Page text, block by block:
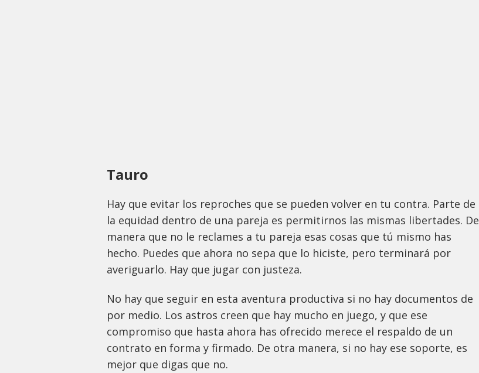
Tauro
Hay que evitar los reproches que se pueden volver en tu contra. Parte de
la equidad dentro de una pareja es permitirnos las mismas libertades. De
manera que no le reclames a tu pareja esas cosas que tú mismo has
hecho. Puedes que ahora no sepa que lo hiciste, pero terminará por
averiguarlo. Hay que jugar con justeza.
No hay que seguir en esta aventura productiva si no hay documentos de
por medio. Los astros creen que hay mucho en juego, y que ese
compromiso que hasta ahora has ofrecido merece el respaldo de un
contrato en forma y firmado. De otra manera, si no hay ese soporte, es
mejor que digas que no.